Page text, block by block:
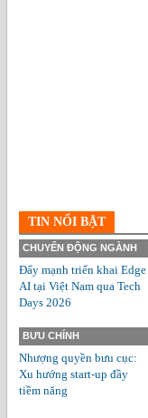
TIN NỔI BẬT
CHUYỂN ĐỘNG NGÀNH
Đẩy mạnh triển khai Edge
AI tại Việt Nam qua Tech
Days 2026
BƯU CHÍNH
Nhượng quyền bưu cục:
Xu hướng start-up đầy
tiềm năng